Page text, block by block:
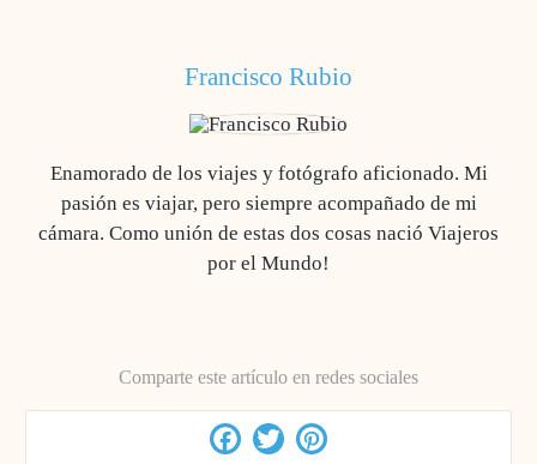
Francisco Rubio
Enamorado de los viajes y fotógrafo aficionado. Mi
pasión es viajar, pero siempre acompañado de mi
cámara. Como unión de estas dos cosas nació Viajeros
por el Mundo!
Comparte este artículo en redes sociales
Facebook
Twitter